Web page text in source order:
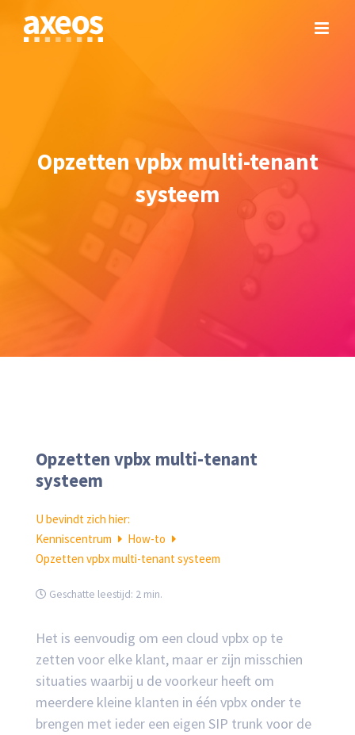
Opzetten vpbx multi-tenant
systeem
Opzetten vpbx multi-tenant
systeem
U bevindt zich hier:
Kenniscentrum
How-to
Opzetten vpbx multi-tenant systeem
Geschatte leestijd: 2 min.
Het is eenvoudig om een cloud vpbx op te
zetten voor elke klant, maar er zijn misschien
situaties waarbij u de voorkeur heeft om
meerdere kleine klanten in één vpbx onder te
brengen met ieder een eigen SIP trunk voor de